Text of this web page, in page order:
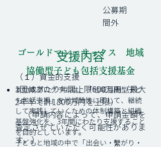
公募期
間外
​ゴールドマン・サックス 地域
協働型子ども包括支援基金
本助成プログラムは、「地域協働型子ど
も包括支援」を地域特性に即して、継続
して実践していくための体制構築と組織
基盤強化を、3年間にわたり支援すること
を目的としています。
子どもと地域の中で「出会い・繫がり・
​支援内容
（１）資金的支援
1団体あたり年間上限600万円（最大
2年半で計1800万円を上限）
（申請内容によって、申請金額を
査定させていただく可能性がありま
す。）